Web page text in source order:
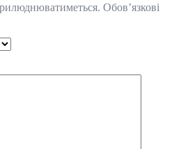
Обов’язкові